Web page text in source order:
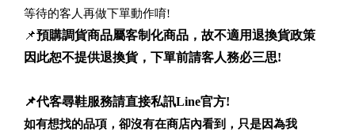
等待的客人再做下單動作唷!
📌預購調貨商品屬客制化商品，故不適用退換貨政策
因此恕不提供退換貨，下單前請客人務必三思!
📌代客尋鞋服務請直接私訊Line官方!
如有想找的品項，卻沒有在商店內看到，只是因為我